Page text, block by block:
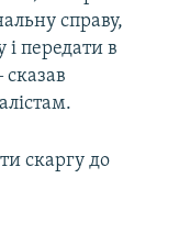
справу,
і передати в
сказав
скаргу до